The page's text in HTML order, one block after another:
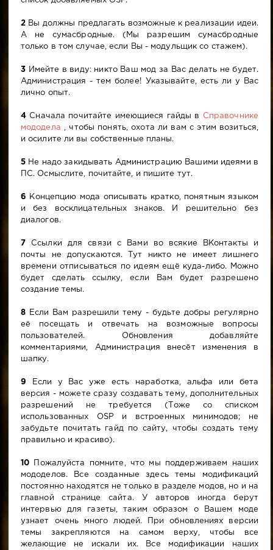
2 Вы должны предлагать возможные к реализации идеи.
А не сумасбродные. (Мы разрешим сумасбродные
только в том случае, если Вы - модульщик со стажем).
3 Имейте в виду: никто Ваш мод за Вас делать не будет.
Администрация - тем более! Указывайте, есть ли у Вас
лично опыт.
4 Сначала почитайте имеющиеся гайды в
Справочнике
мододела , чтобы понять, охота ли вам с этим возиться,
и осилите ли вы собственные планы.
5 Не надо закидывать Администрацию Вашими идеями в
ПС. Осмыслите, почитайте, и пишите тут.
6 Концепцию мода описывать кратко, понятным языком
и без восклицательных знаков. И решительно без
диалогов.
7 Ссылки для связи с Вами во всякие ВКонтакты и
почты не допускаются. Тут никто не имеет лишнего
времени отписываться по идеям ещё куда-либо. Можно
будет сделать ссылку, если Вам будет разрешено
создание темы.
8 Если Вам разрешили тему - будьте добры регулярно
её посещать и отвечать на возможные вопросы
пользователей. Обновления добавляйте
комментариями, Администрация внесёт изменения в
шапку.
9 Если у Вас уже есть наработка, альфа или бета
версия - можете сразу создавать тему, дополнительных
разрешений не требуется (Тоже со списком
использованных OSP и встроенных минимодов; не
забудьте почитать гайд по сайту, чтобы создать тему
правильно и красиво).
10
Пожалуйста помните, что мы поддерживаем наших
мододелов. Все созданные здесь темы модификаций
постоянно находятся не только в разделе модов, но и на
главной странице сайта. У авторов иногда берут
интервью для газеты, таким образом о Вашем моде
узнает очень много людей. При обновлениях версии
темы закрепляются на самом верху, чтобы все
желающие не искали их. Все модификации наших